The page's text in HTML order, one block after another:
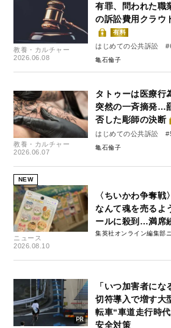
教養・カルチャー
2026.06.08
有罪、問われた職
の訴訟費用クラウ
有料
はじめての公共訴訟
亀石倫子
教養・カルチャー
2026.06.07
タトゥーは医療行
突然の一斉摘発…
否した彫師の決断
はじめての公共訴訟
亀石倫子
NEW
ニュース
2026.08.10
〈ちいかわ争奪
なんて魂を売るよ
ールに殺到…満席
集英社オンライン編集部
「いつ加害者に
切符導入で増す大
転車“車道走行時
安全対策